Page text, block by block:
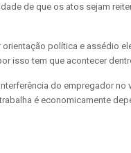
de que os atos sejam
política e assédio
isso tem que acontecer
do empregador
é economicamente